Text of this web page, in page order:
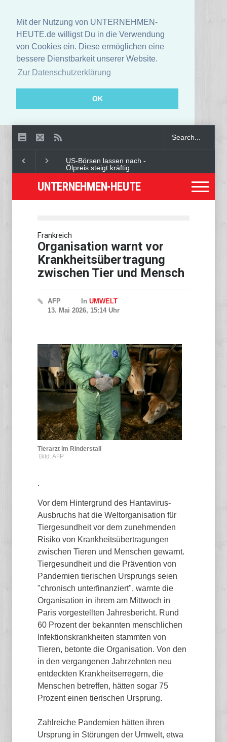
Mit der Nutzung von UNTERNEHMEN-
HEUTE.de willigst Du in die Verwendung
von Cookies ein. Diese ermöglichen eine
bessere Dienstbarkeit unserer Website.
Zur Datenschutzerklärung
OK
US-Börsen lassen nach -
Ölpreis steigt kräftig
Angeklagter wegen Auto-
Beugehaft gegen Lina E.
UNTERNEHMEN-HEUTE
Frankreich
Organisation warnt vor
Krankheitsübertragung
zwischen Tier und Mensch
AFP In UMWELT
13. Mai 2026, 15:14 Uhr
Tierarzt im Rinderstall
Bild: AFP
.
Vor dem Hintergrund des Hantavirus-
Ausbruchs hat die Weltorganisation für
Tiergesundheit vor dem zunehmenden
Risiko von Krankheitsübertragungen
zwischen Tieren und Menschen gewarnt.
Tiergesundheit und die Prävention von
Pandemien tierischen Ursprungs seien
"chronisch unterfinanziert", warnte die
Organisation in ihrem am Mittwoch in
Paris vorgestellten Jahresbericht. Rund
60 Prozent der bekannten menschlichen
Infektionskrankheiten stammten von
Tieren, betonte die Organisation. Von den
in den vergangenen Jahrzehnten neu
entdeckten Krankheitserregern, die
Menschen betreffen, hätten sogar 75
Prozent einen tierischen Ursprung.
Zahlreiche Pandemien hätten ihren
Ursprung in Störungen der Umwelt, etwa